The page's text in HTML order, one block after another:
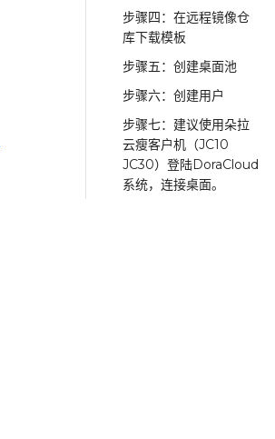
步骤四：在远程镜像仓
库下载模板
步骤五：创建桌面池
步骤六：创建用户
步骤七：建议使用朵拉
云瘦客户机（JC10
JC30）登陆DoraCloud
系统，连接桌面。